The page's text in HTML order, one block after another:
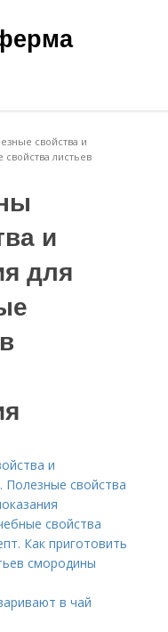
свойства и
листьев
и
для
и
свойства
свойства
Как приготовить
смородины
в чай